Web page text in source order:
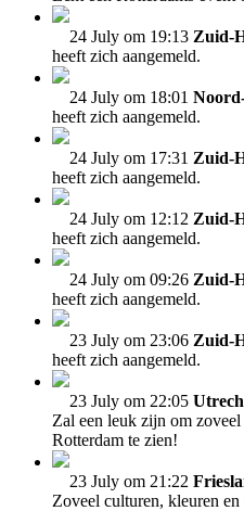
24 July om 19:13 Zuid-
heeft zich aangemeld.
24 July om 18:01
heeft zich aangemeld.
24 July om 17:31 Zuid-
heeft zich aangemeld.
24 July om 12:12 Zuid-
heeft zich aangemeld.
24 July om 09:26 Zuid-
heeft zich aangemeld.
23 July om 23:06 Zuid-
heeft zich aangemeld.
23 July om 22:05
Zal een leuk zijn om
Rotterdam te zien!
23 July om 21:22
Zoveel culturen, kleuren